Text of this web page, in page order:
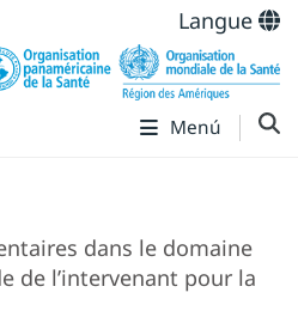
Langue
Menú
dans le domaine
de l’intervenant pour la